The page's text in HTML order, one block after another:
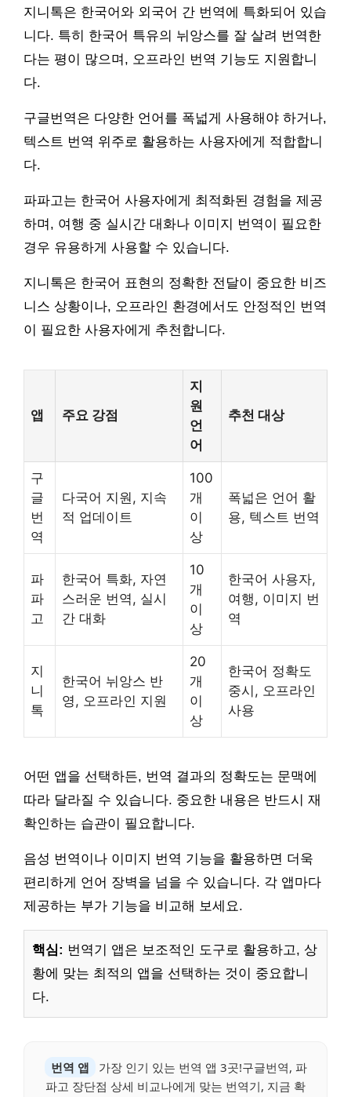
지니톡은 한국어와 외국어 간 번역에 특화되어 있습
니다. 특히 한국어 특유의 뉘앙스를 잘 살려 번역한
다는 평이 많으며, 오프라인 번역 기능도 지원합니
다.
구글번역은 다양한 언어를 폭넓게 사용해야 하거나,
텍스트 번역 위주로 활용하는 사용자에게 적합합니
다.
파파고는 한국어 사용자에게 최적화된 경험을 제공
하며, 여행 중 실시간 대화나 이미지 번역이 필요한
경우 유용하게 사용할 수 있습니다.
지니톡은 한국어 표현의 정확한 전달이 중요한 비즈
니스 상황이나, 오프라인 환경에서도 안정적인 번역
이 필요한 사용자에게 추천합니다.
앱 주요 강점
지
원
언
어
추천 대상
구
글
번
역
다국어 지원, 지속
적 업데이트
100
개
이
상
폭넓은 언어 활
용, 텍스트 번역
파
파
고
한국어 특화, 자연
스러운 번역, 실시
간 대화
10
개
이
상
한국어 사용자,
여행, 이미지 번
역
지
니
톡
한국어 뉘앙스 반
영, 오프라인 지원
20
개
이
상
한국어 정확도
중시, 오프라인
사용
어떤 앱을 선택하든, 번역 결과의 정확도는 문맥에
따라 달라질 수 있습니다. 중요한 내용은 반드시 재
확인하는 습관이 필요합니다.
음성 번역이나 이미지 번역 기능을 활용하면 더욱
편리하게 언어 장벽을 넘을 수 있습니다. 각 앱마다
제공하는 부가 기능을 비교해 보세요.
핵심: 번역기 앱은 보조적인 도구로 활용하고, 상
황에 맞는 최적의 앱을 선택하는 것이 중요합니
다.
번역 앱
가장 인기 있는 번역 앱 3곳!구글번역, 파
파고 장단점 상세 비교나에게 맞는 번역기, 지금 확